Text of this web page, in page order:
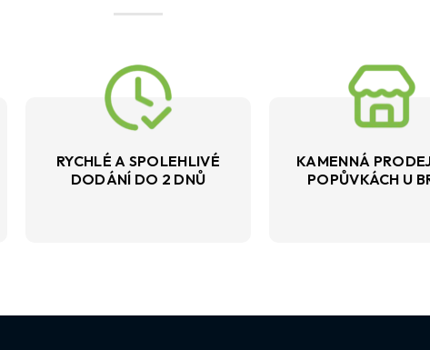
RYCHLÉ A SPOLEHLIVÉ
DODÁNÍ DO 2 DNŮ
KAMENNÁ
POPŮVKÁCH U